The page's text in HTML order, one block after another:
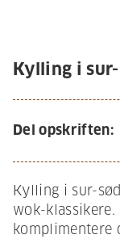
Kylling i
Del opskriften:
Kylling i sur-
wok-
komplimentere